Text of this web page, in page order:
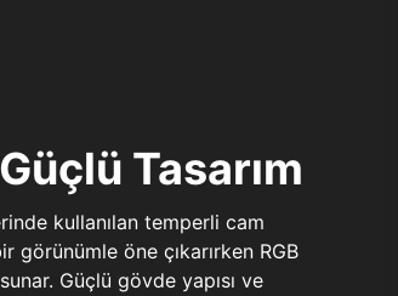
Tasarım
kullanılan temperli cam
öne çıkarırken RGB
Güçlü gövde yapısı ve